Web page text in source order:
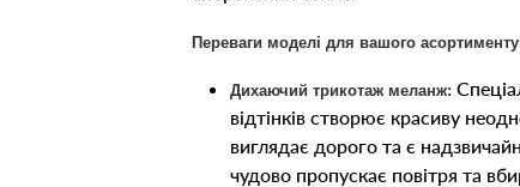
Переваги моделі для вашого
Дихаючий трикотаж меланж:
відтінків створює красиву
виглядає дорого та є
чудово пропускає повітря та